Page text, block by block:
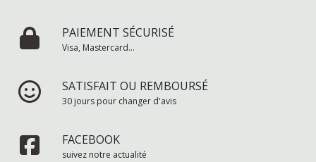
PAIEMENT SÉCURISÉ
Visa, Mastercard...
SATISFAIT OU REMBOURSÉ
30 jours pour changer d'avis
FACEBOOK
suivez notre actualité